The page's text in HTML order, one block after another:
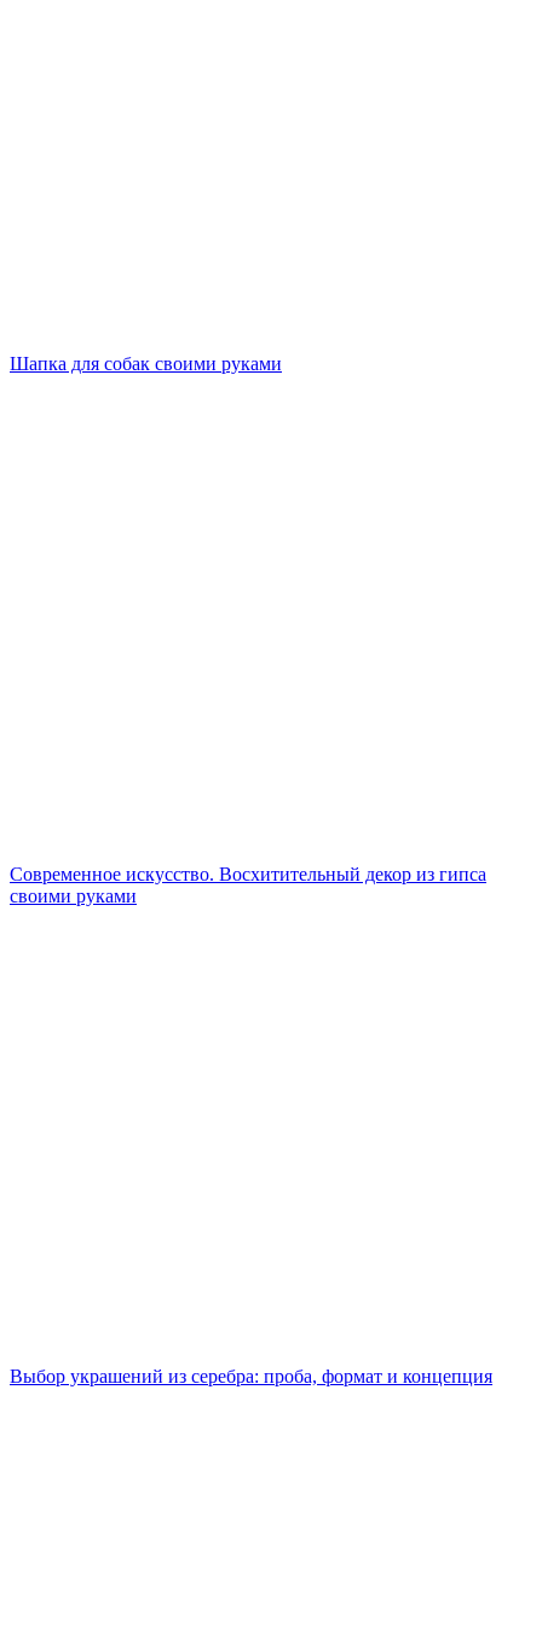
Шапка для собак своими руками
Современное искусство. Восхитительный декор из гипса
своими руками
Выбор украшений из серебра: проба, формат и концепция